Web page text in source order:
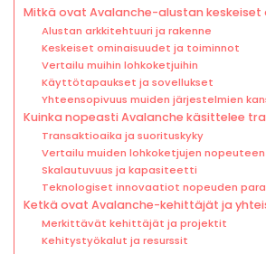
Mitkä ovat Avalanche-alustan keskeiset
Alustan arkkitehtuuri ja rakenne
Keskeiset ominaisuudet ja toiminnot
Vertailu muihin lohkoketjuihin
Käyttötapaukset ja sovellukset
Yhteensopivuus muiden järjestelmien
Kuinka nopeasti Avalanche käsittelee
Transaktioaika ja suorituskyky
Vertailu muiden lohkoketjujen nopeuteen
Skalautuvuus ja kapasiteetti
Teknologiset innovaatiot nopeuden
Ketkä ovat Avalanche-kehittäjät ja
Merkittävät kehittäjät ja projektit
Kehitystyökalut ja resurssit